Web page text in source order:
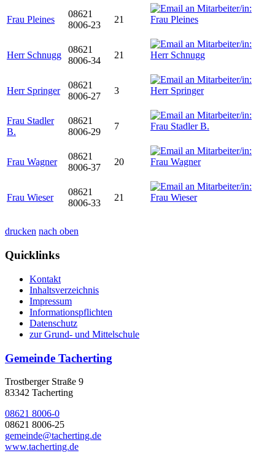
Frau Pleines
08621
8006-23
21
Herr Schnugg
08621
8006-34
21
Herr Springer
08621
8006-27
3
Frau Stadler
B.
08621
8006-29
7
Frau Wagner
08621
8006-37
20
Frau Wieser
08621
8006-33
21
drucken nach oben
Quicklinks
Kontakt
Inhaltsverzeichnis
Impressum
Informationspflichten
Datenschutz
zur Grund- und Mittelschule
Gemeinde Tacherting
Trostberger Straße 9
83342 Tacherting
08621 8006-0
08621 8006-25
gemeinde@tacherting.de
www.tacherting.de